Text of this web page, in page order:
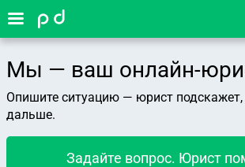
Мы — ваш онлайн-
Опишите ситуацию — юрист подскажет,
дальше.
Задайте вопрос. Юрист